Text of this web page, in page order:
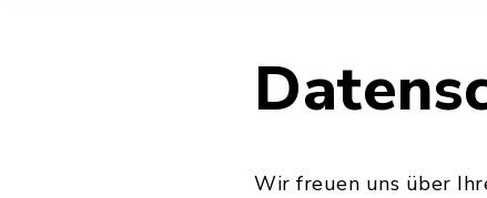
Wir freuen uns über